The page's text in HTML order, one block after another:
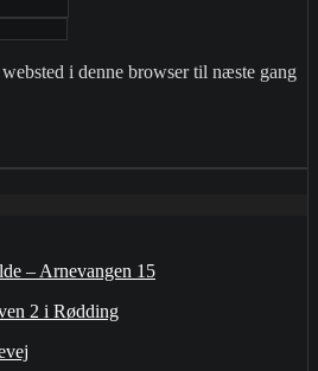
i denne browser til næste gang
– Arnevangen 15
2 i Rødding